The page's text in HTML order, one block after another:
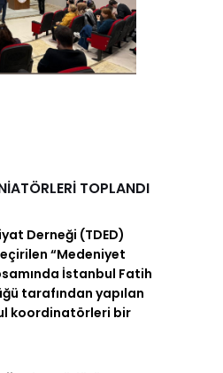
TOPLANDI
Derneği (TDED)
“Medeniyet
İstanbul Fatih
tarafından yapılan
koordinatörleri bir